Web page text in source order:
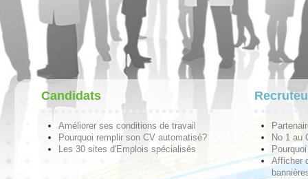
Candidats
Améliorer ses conditions de travail
Pourquoi remplir son CV automatisé?
Les 30 sites d'Emplois spécialisés
No 1 au
Afficher